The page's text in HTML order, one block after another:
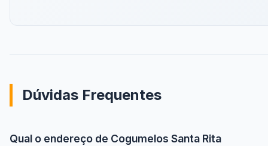
Dúvidas Frequentes
Qual o endereço de Cogumelos Santa Rita